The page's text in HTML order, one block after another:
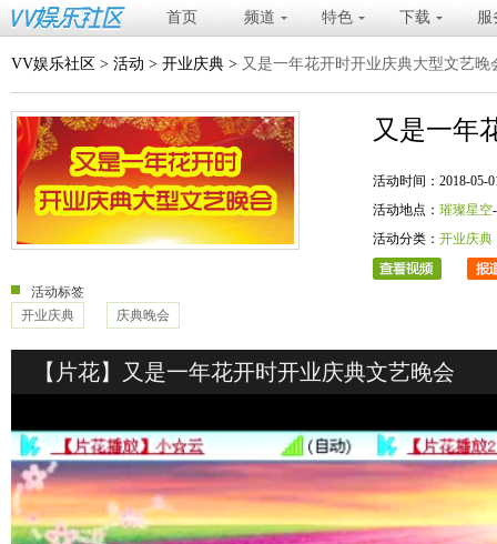
首页 频道 特色 下载 服
VV娱乐社区 > 活动 > 开业庆典 > 又是一年花开时开业庆典大型文艺晚
又是一年
活动时间：2018-05-
活动地点： 璀璨星空
活动分类： 开业庆典
活动标签
开业庆典
庆典晚会
【片花】又是一年花开时开业庆典文艺晚会